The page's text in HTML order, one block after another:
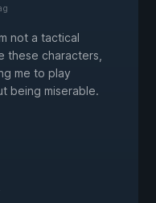
not a tactical
these characters,
me to play
being miserable.